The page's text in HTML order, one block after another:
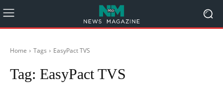
Home Tags EasyPact TVS
Tag: EasyPact TVS